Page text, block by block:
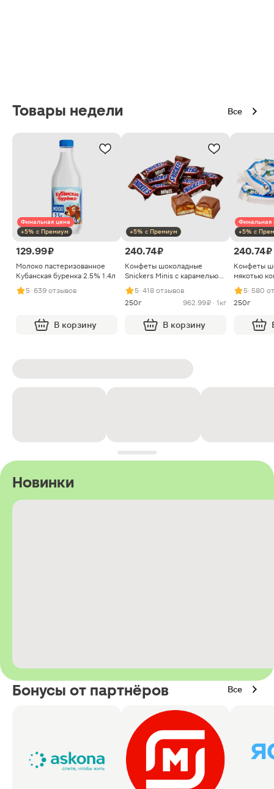
Товары недели Все
Финальная цена
+5% с Премиум
129.99 ₽
Молоко пастеризованное
Кубанская буренка 2.5% 1.4л
5· 639 отзывов
В корзину
+5% с Премиум
240.74 ₽
Конфеты шоколадные
Snickers Minis с карамелью
арахисом и нугой
5· 418 отзывов
250г
962.99 ₽ · 1кг
В корзину
Финальная
+5% с
240.74 ₽
Конфеты
мякотью
5· 580
250г
Новинки
Бонусы от партнёров Все